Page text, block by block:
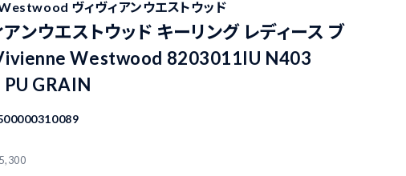
ヴィヴィアンウエストウッド
アンウエストウッド キーリング レディース ブ
Westwood 8203011IU N403
GRAIN